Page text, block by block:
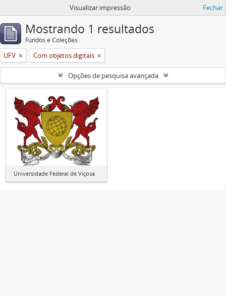
Visualizar impressão Fechar
Mostrando 1 resultados
Fundos e Coleções
UFV Com objetos digitais
Opções de pesquisa avançada
Universidade Federal de Viçosa